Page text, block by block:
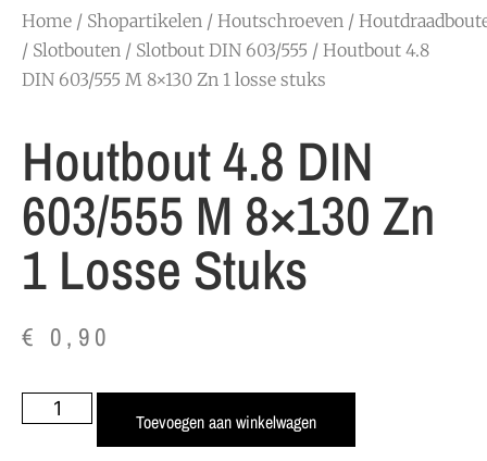
Home / Shopartikelen / Houtschroeven /
/ Slotbouten / Slotbout DIN 603/555 / Houtbout 4.8
DIN 603/555 M 8×130 Zn 1 losse stuks
Houtbout 4.8 DIN
603/555 M 8×130 Zn
1 Losse Stuks
€ 0,90
Toevoegen aan winkelwagen